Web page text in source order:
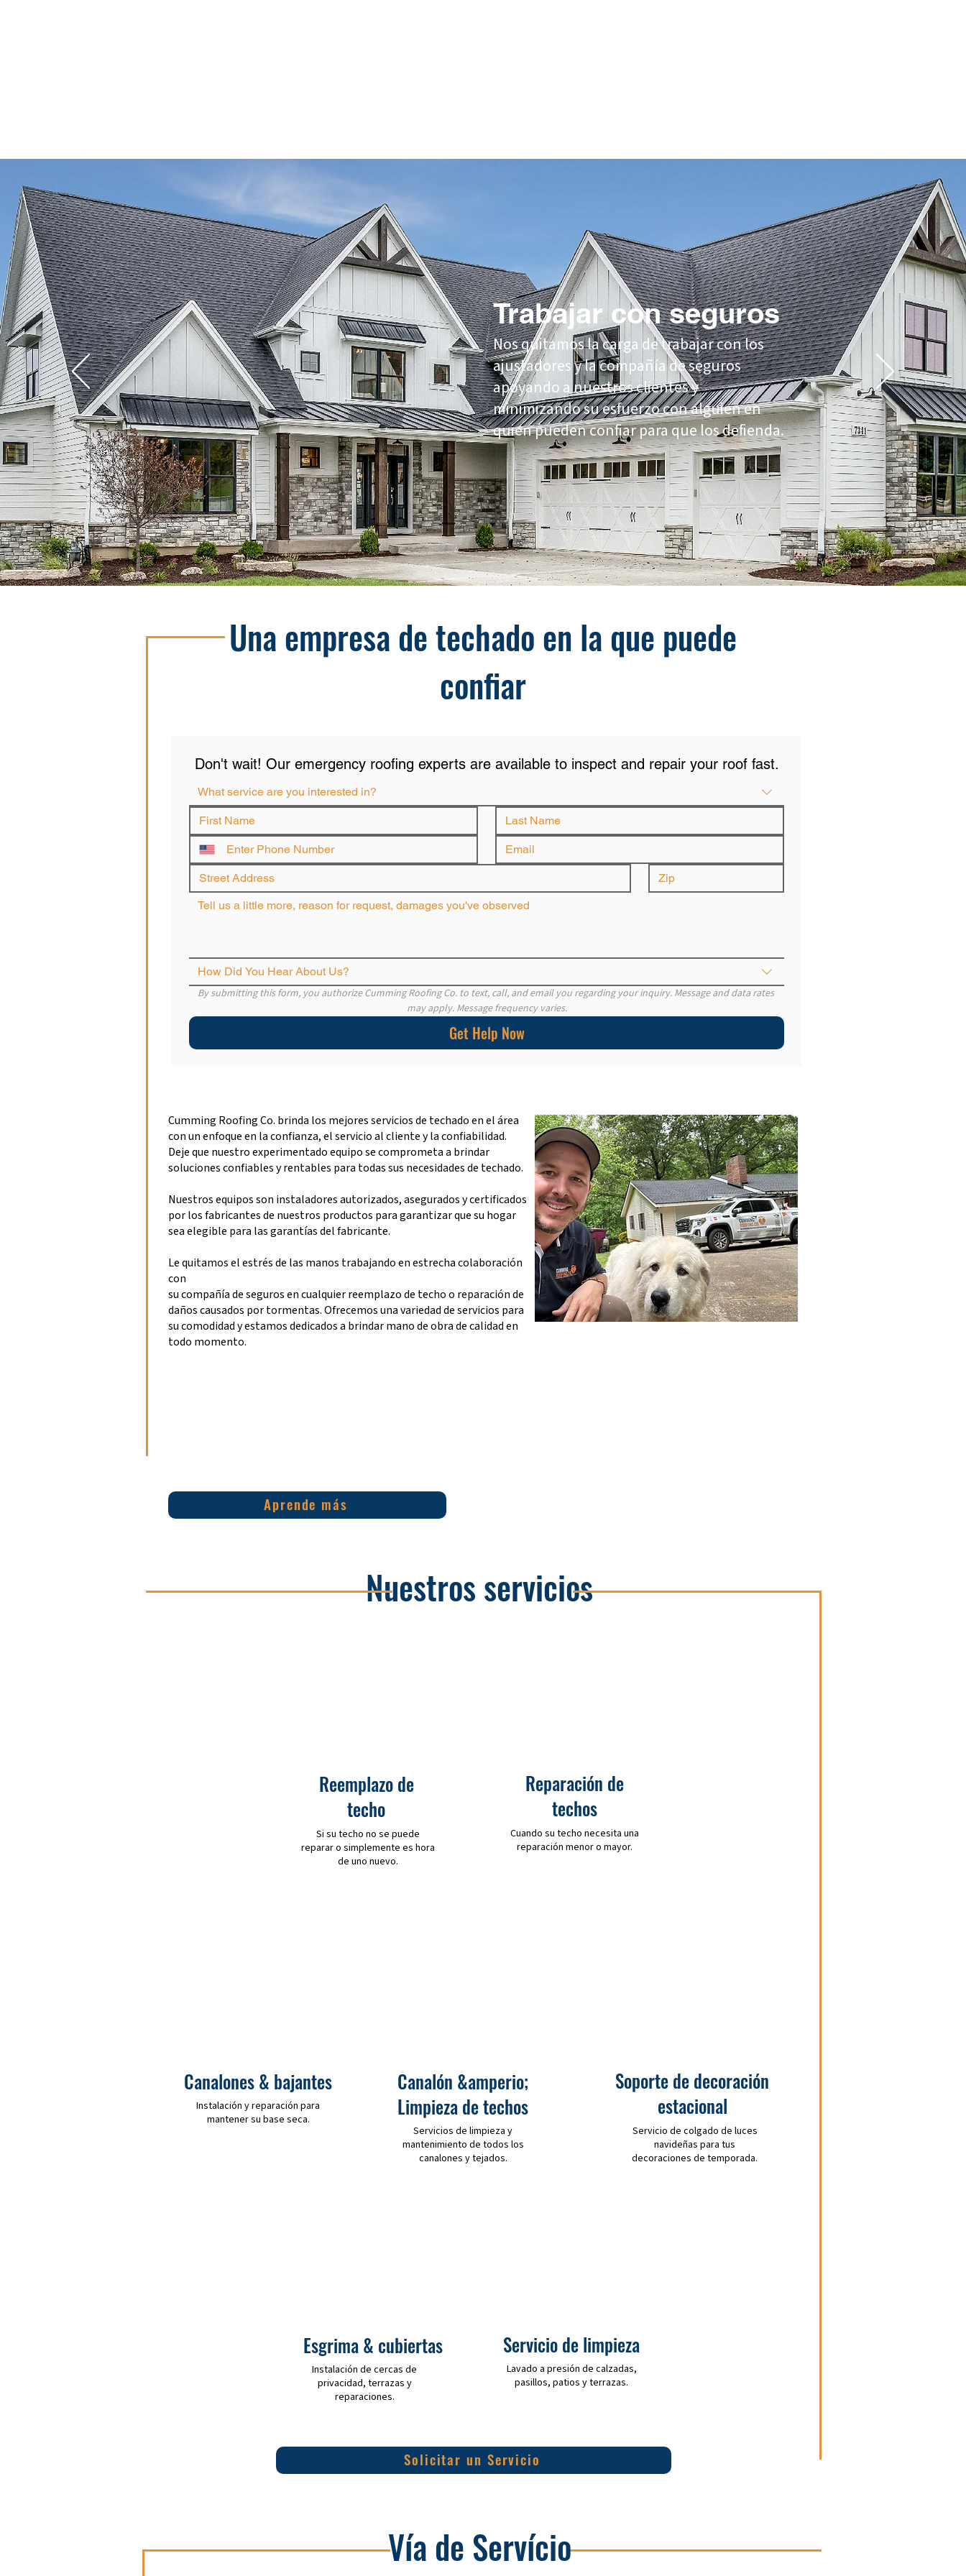
Trabajar con seguros
Nos quitamos la carga de trabajar con los
ajustadores y la compañía de seguros
apoyando a nuestros clientes y
minimizando su esfuerzo con alguien en
quien pueden confiar para que los defienda.
Una empresa de techado en la que puede
confiar
Don't wait! Our emergency roofing experts are available to inspect and repair your roof fast.
What service are you interested in?
How Did You Hear About Us?
By submitting this form, you authorize Cumming Roofing Co. to text, call, and email you regarding your inquiry. Message and data rates
may apply. Message frequency varies.
Get Help Now
Cumming Roofing Co. brinda los mejores servicios de techado en el área
con un enfoque en la confianza, el servicio al cliente y la confiabilidad.
Deje que nuestro experimentado equipo se comprometa a brindar
soluciones confiables y rentables para todas sus necesidades de techado.​
Nuestros equipos son instaladores autorizados, asegurados y certificados
por los fabricantes de nuestros productos para garantizar que su hogar
sea elegible para las garantías del fabricante.
Le quitamos el estrés de las manos trabajando en estrecha colaboración
con
su compañía de seguros en cualquier reemplazo de techo o reparación de
daños causados por tormentas. Ofrecemos una variedad de servicios para
su comodidad y estamos dedicados a brindar mano de obra de calidad en
todo momento.
Aprende más
Nuestros servicios
Solicitar un Servicio
Vía de Servício
Soporte de decoración
estacional
Servicio de colgado de luces
navideñas para tus
decoraciones de temporada.
Canalones & bajantes
Instalación y reparación para
mantener su base seca.
Canalón &amperio;
Limpieza de techos
Servicios de limpieza y
mantenimiento de todos los
canalones y tejados.
Reemplazo de
techo
Si su techo no se puede
reparar o simplemente es hora
de uno nuevo.
Reparación de
techos
Cuando su techo necesita una
reparación menor o mayor.
Esgrima & cubiertas
Instalación de cercas de
privacidad, terrazas y
reparaciones.
Servicio de limpieza
Lavado a presión de calzadas,
pasillos, patios y terrazas.